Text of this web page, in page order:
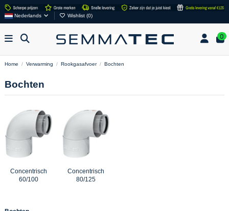
Nederlands Wishlist (0)
0
Home Verwarming Rookgasafvoer Bochten
Bochten
Concentrisch
60/100
Concentrisch
80/125